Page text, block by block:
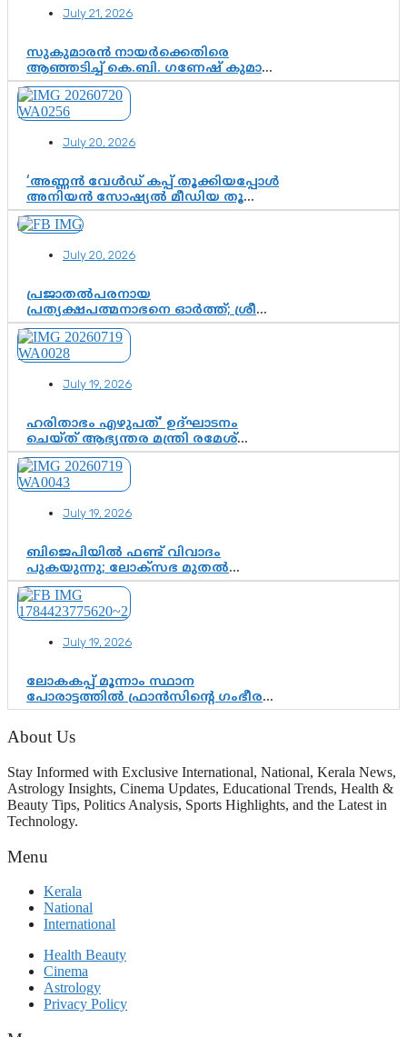
July 21, 2026
സുകുമാരൻ നായർക്കെതിരെ
ആഞ്ഞടിച്ച് കെ.ബി. ഗണേഷ് കുമാർ,
വി.ഡി. സതീശന് പൂർണ പിന്തുണ
July 20, 2026
‘അണ്ണൻ വേൾഡ് കപ്പ് തൂക്കിയപ്പോൾ
അനിയൻ സോഷ്യൽ മീഡിയ തൂക്കി’;
ലാമിൻ യമാലിന്റെ
കിരീടധാരണത്തിനിടെ
ചുണക്കുട്ടൻ
July 20, 2026
പ്രജാതൽപരനായ
പ്രത്യക്ഷപത്മനാഭനെ ഓർത്ത്; ശ്രീ
ചിത്തിര തിരുനാൾ മഹാരാജാവിന്റെ
35-ാം നാടുനീങ്ങൽ ദിനം ഇന്ന്
July 19, 2026
ഹരിതാഭം എഴുപത്’ ഉദ്ഘാടനം
ചെയ്ത് ആഭ്യന്തര മന്ത്രി രമേശ്
ചെന്നിത്തല; ആർ. ഹരികുമാറിന്റെ
സപ്തതി ആഘോഷങ്ങൾക്ക്
പ്രൗഢമായ തുടക്കം
July 19, 2026
ബിജെപിയിൽ ഫണ്ട് വിവാദം
പുകയുന്നു; ലോക്സഭ മുതൽ
നിയമസഭ വരെ 140 മണ്ഡലങ്ങളിലെ
ഫണ്ട് വിനിയോഗം
പരിശോധിക്കുമോ? കേന്ദ്രത്തിനും
ഘടകത്തോട് അതൃപ്തി
July 19, 2026
ലോകകപ്പ് മൂന്നാം സ്ഥാന
പോരാട്ടത്തിൽ ഫ്രാൻസിന്റെ ഗംഭീര
തിരിച്ചുവരവ്; ഗോൾവേട്ടയിൽ
മെസ്സിയെ മറികടന്ന് എംബാപ്പെ
About Us
Stay Informed with Exclusive International, National, Kerala News,
Astrology Insights, Cinema Updates, Educational Trends, Health &
Beauty Tips, Politics Analysis, Sports Highlights, and the Latest in
Technology.
Menu
Kerala
National
International
Health Beauty
Cinema
Astrology
Privacy Policy